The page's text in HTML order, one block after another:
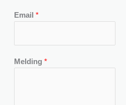
Email *
Melding *